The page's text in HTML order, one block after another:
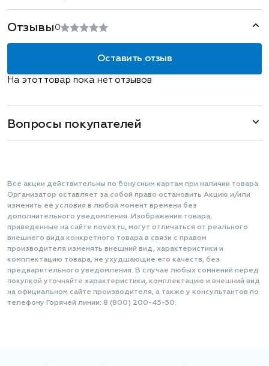
Отзывы 0
Оставить отзыв
На этот товар пока нет отзывов
Вопросы покупателей
Все акции действительны по бонусным картам при наличии товара.
Организатор оставляет за собой право остановить Акцию и/или
изменить её условия в любой момент времени без
дополнительного уведомления. Изображения товара,
приведенные на сайте novex.ru, могут отличаться от реального
внешнего вида конкретного товара в связи с правом
производителя изменять внешний вид, характеристики и
комплектацию товара, не ухудшающие его качеств, без
предварительного уведомления. В случае любых сомнений перед
покупкой уточняйте характеристики, комплектацию и внешний вид
на официальном сайте производителя, а также у консультантов по
телефону Горячей линии: 8 (800) 200-45-50.